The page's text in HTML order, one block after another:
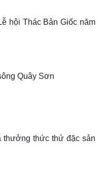
hội Thác Bản Giốc năm
Quây Sơn
thưởng thức thứ đặc sản